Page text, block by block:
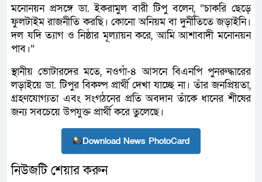
মনোনয়ন প্রসঙ্গে ডা. ইকরামুল বারী টিপু বলেন, “চাকরি ছেড়ে
ফুলটাইম রাজনীতি করছি। কোনো অনিয়ম বা দুর্নীতিতে জড়াইনি।
দল যদি ত্যাগ ও নিষ্ঠার মূল্যায়ন করে, আমি আশাবাদী মনোনয়ন
পাব।”
স্থানীয় ভোটারদের মতে, নওগাঁ-৪ আসনে বিএনপি পুনরুদ্ধারের
লড়াইয়ে ডা. টিপুর বিকল্প প্রার্থী দেখা যাচ্ছে না। তাঁর জনপ্রিয়তা,
গ্রহণযোগ্যতা এবং সংগঠনের প্রতি অবদান তাঁকে ধানের শীষের
জন্য সবচেয়ে উপযুক্ত প্রার্থী করে তুলেছে।
Download News PhotoCard
নিউজটি শেয়ার করুন